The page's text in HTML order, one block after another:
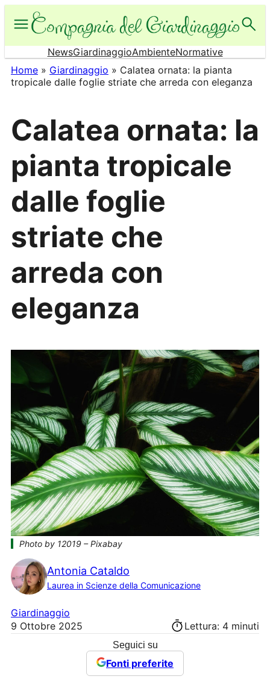
contenuto
NewsGiardinaggioAmbienteNormative
Home » Giardinaggio » Calatea ornata: la pianta
tropicale dalle foglie striate che arreda con eleganza
Calatea ornata: la
pianta tropicale
dalle foglie
striate che
arreda con
eleganza
Photo by 12019 – Pixabay
Antonia Cataldo
Laurea in Scienze della Comunicazione
Giardinaggio
9 Ottobre 2025
Lettura: 4 minuti
Seguici su
Fonti preferite